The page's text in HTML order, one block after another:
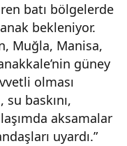
batı bölgelerde
bekleniyor.
Muğla, Manisa,
güney
olması
baskını,
aksamalar
uyardı.”